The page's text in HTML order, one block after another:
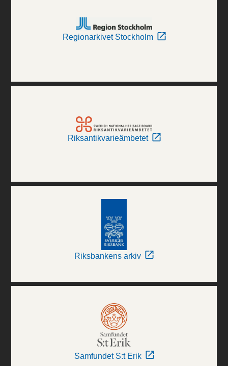
Regionarkivet Stockholm
Riksantikvarieämbetet
Riksbankens arkiv
Samfundet S:t Erik